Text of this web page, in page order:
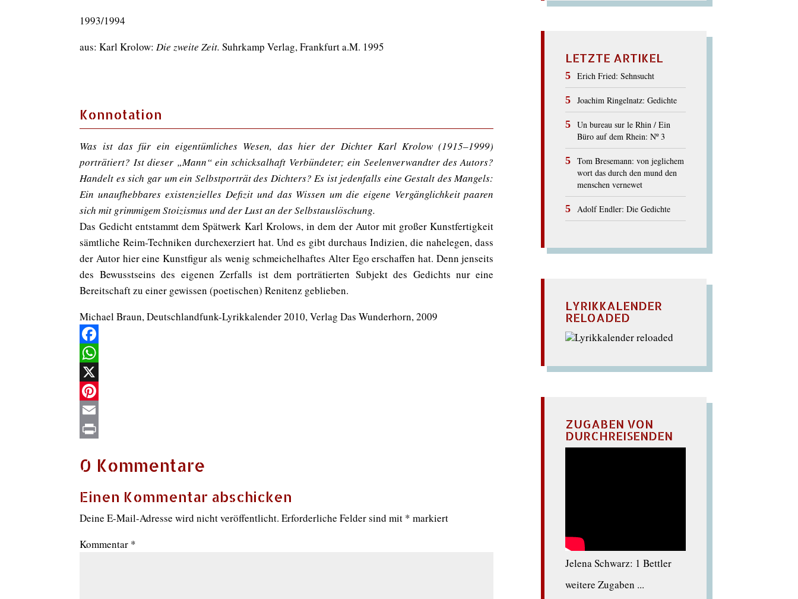
1993/1994
aus: Karl Krolow:Die zweite Zeit. Suhrkamp Verlag, Frankfurt a.M. 1995
Konnotation
Was ist das für ein eigentümliches Wesen, das hier der Dichter Karl Krolow (1915–1999)
porträtiert? Ist dieser „Mann“ ein schicksalhaft Verbündeter; ein Seelenverwandter des Autors?
Handelt es sich gar um ein Selbstporträt des Dichters? Es ist jedenfalls eine Gestalt des Mangels:
Ein unaufhebbares existenzielles Defizit und das Wissen um die eigene Vergänglichkeit paaren
sich mit grimmigem Stoizismus und der Lust an der Selbstauslöschung.
Das Gedicht entstammt dem Spätwerk Karl Krolows, in dem der Autor mit großer Kunstfertigkeit
sämtliche Reim-Techniken durchexerziert hat. Und es gibt durchaus Indizien, die nahelegen, dass
der Autor hier eine Kunstfigur als wenig schmeichelhaftes Alter Ego erschaffen hat. Denn jenseits
des Bewusstseins des eigenen Zerfalls ist dem porträtierten Subjekt des Gedichts nur eine
Bereitschaft zu einer gewissen (poetischen) Renitenz geblieben.
Michael Braun, Deutschlandfunk-Lyrikkalender 2010, Verlag Das Wunderhorn, 2009
Facebook
WhatsApp
X
Pinterest
Email
0 Kommentare
Einen Kommentar abschicken
Deine E-Mail-Adresse wird nicht veröffentlicht. Erforderliche Felder sind mit * markiert
Kommentar *
LETZTE ARTIKEL
Erich Fried: Sehnsucht
Joachim Ringelnatz: Gedichte
Un bureau sur le Rhin / Ein
Büro auf dem Rhein: Nº 3
Tom Bresemann: von jeglichem
wort das durch den mund den
menschen vernewet
Adolf Endler: Die Gedichte
LYRIKKALENDER
RELOADED
ZUGABEN VON
DURCHREISENDEN
Jelena Schwarz: 1 Bettler
weitere Zugaben ...